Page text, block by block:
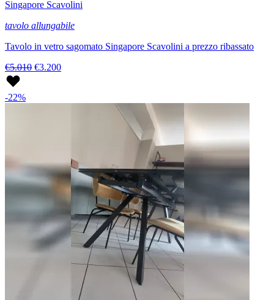
Singapore Scavolini
tavolo allungabile
Tavolo in vetro sagomato Singapore Scavolini a prezzo ribassato
€5.010 €3.200
-22%